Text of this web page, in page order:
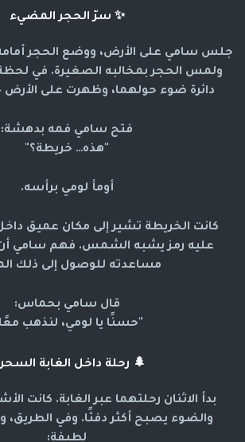
✨ سرّ الحجر المضيء
جلس سامي على الأرض، ووضع الحجر
ولمس الحجر بمخالبه الصغيرة. في
دائرة ضوء حولهما، وظهرت على
فتح سامي فمه بدهشة:
"هذه… خريطة؟"
أومأ لومي برأسه.
كانت الخريطة تشير إلى مكان عميق
عليه رمز يشبه الشمس. فهم سامي أن
مساعدته للوصول إلى ذلك
قال سامي بحماس:
"حسنًا يا لومي، لنذهب
🌲 رحلة داخل الغابة
بدأ الاثنان رحلتهما عبر الغابة. كانت
والضوء يصبح أكثر دفئًا. وفي الطريق،
لطيفة: